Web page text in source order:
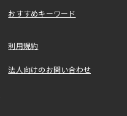
おすすめキーワード
利用規約
法人向けのお問い合わせ